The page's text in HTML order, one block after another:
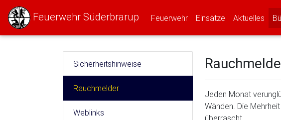
Feuerwehr Süderbrarup Feuerwehr(current)
Einsätze Aktuelles
Sicherheitshinweise
Rauchmelder
Weblinks
Jeden Monat
Wänden. Die
überrascht.